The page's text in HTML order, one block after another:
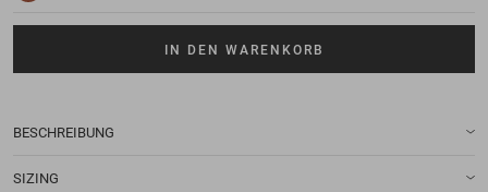
IN DEN WARENKORB
BESCHREIBUNG
SIZING